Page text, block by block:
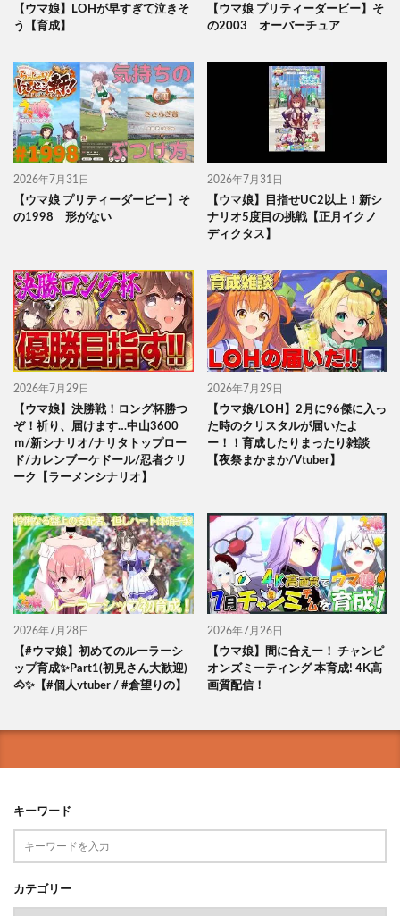
【ウマ娘】LOHが早すぎて泣きそ
う【育成】
【ウマ娘 プリティーダービー】そ
の2003 オーバーチュア
2026年7月31日
【ウマ娘 プリティーダービー】そ
の1998 形がない
2026年7月31日
【ウマ娘】目指せUC2以上！新シ
ナリオ5度目の挑戦【正月イクノ
ディクタス】
2026年7月29日
【ウマ娘】決勝戦！ロング杯勝つ
ぞ！祈り、届けます…中山3600
ｍ/新シナリオ/ナリタトップロー
ド/カレンブーケドール/忍者クリ
ーク【ラーメンシナリオ】
2026年7月29日
【ウマ娘/LOH】2月に96傑に入っ
た時のクリスタルが届いたよ
ー！！育成したりまったり雑談
【夜祭まかまか/Vtuber】
2026年7月28日
【#ウマ娘】初めてのルーラーシ
ップ育成✨Part1(初見さん大歓迎)
🐴✨【#個人vtuber / #倉望りの】
2026年7月26日
【ウマ娘】間に合えー！ チャンピ
オンズミーティング 本育成! 4K高
画質配信！
キーワード
カテゴリー